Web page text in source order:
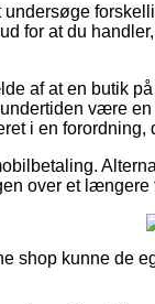
for at du
af at en butik
være
i en
over et længere
shop kunne de